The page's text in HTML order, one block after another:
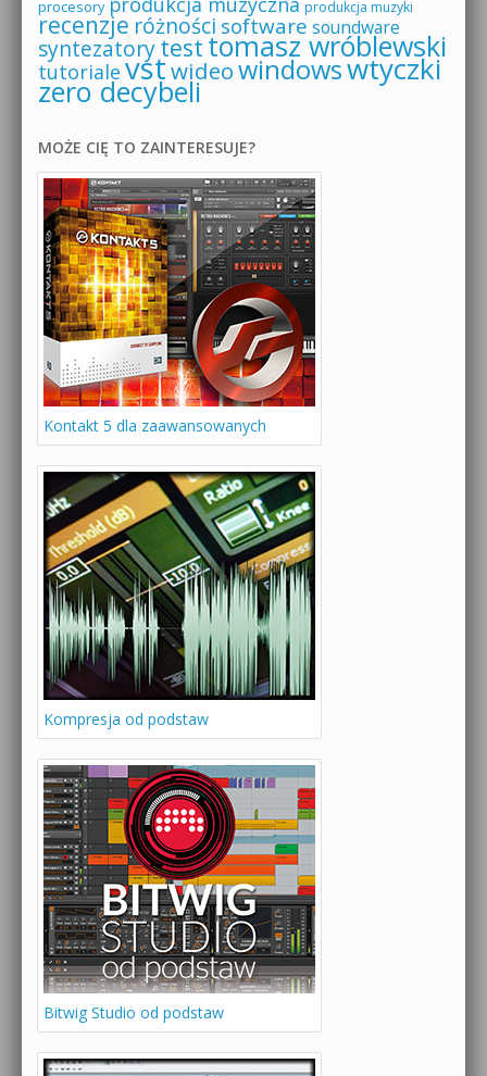
procesory produkcja muzyki
recenzje różności software soundware
syntezatorytesttomasz wróblewski
tutoriale vstwideowindowswtyczki
zero decybeli
MOŻE CIĘ TO ZAINTERESUJE?
Kontakt 5 dla zaawansowanych
Kompresja od podstaw
Bitwig Studio od podstaw